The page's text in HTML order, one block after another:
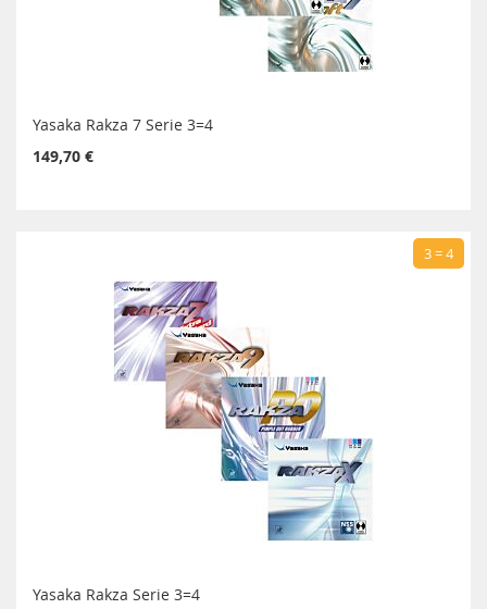
Yasaka Rakza 7 Serie 3=4
149,70 €
3 = 4
Yasaka Rakza Serie 3=4